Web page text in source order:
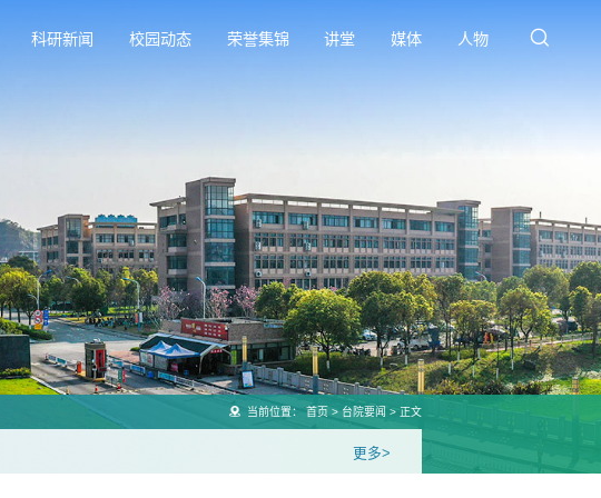
科研新闻 校园动态 荣誉集锦 讲堂 媒体 人物
当前位置：首页 > 台院要闻 > 正文
更多>